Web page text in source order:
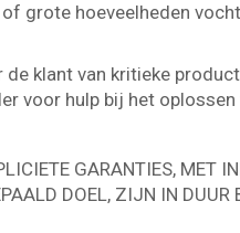
grote hoeveelheden
klant van kritieke
voor hulp bij het
GARANTIES, MET
DOEL, ZIJN IN DUUR